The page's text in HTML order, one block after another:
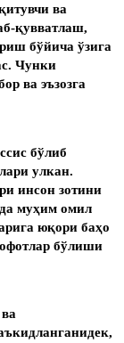
ва
қувватлаш,
бўйича ўзига
Чунки
ва эъзозга
бўлиб
улкан.
инсон зотини
муҳим омил
юқори баҳо
бўлиши